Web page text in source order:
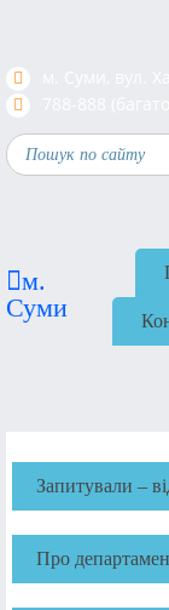
м.
Суми
Запитували –
Про